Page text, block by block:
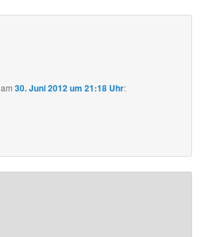
am30. Juni 2012 um 21:18 Uhr: